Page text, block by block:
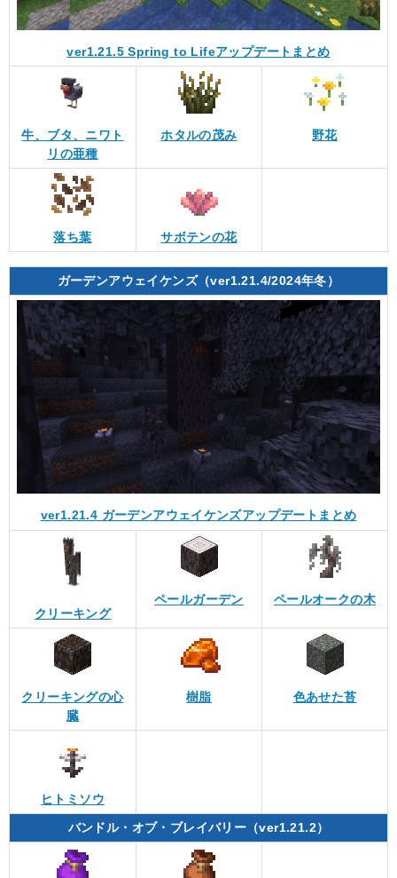
ver1.21.5 Spring to Lifeアップデートまとめ
牛、ブタ、ニワト
リの亜種
ホタルの茂み 野花
落ち葉 サボテンの花
ガーデンアウェイケンズ（ver1.21.4/2024年冬）
ver1.21.4 ガーデンアウェイケンズアップデートまとめ
クリーキング
ペールガーデン ペールオークの木
クリーキングの心
臓
樹脂 色あせた苔
ヒトミソウ
バンドル・オブ・ブレイバリー（ver1.21.2）